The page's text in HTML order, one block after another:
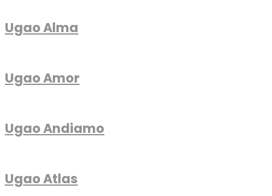
Ugao Alma
Ugao Amor
Ugao Andiamo
Ugao Atlas